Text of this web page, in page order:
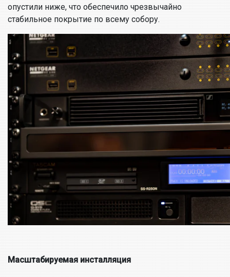
опустили ниже, что обеспечило чрезвычайно
стабильное покрытие по всему собору.
Масштабируемая инсталляция